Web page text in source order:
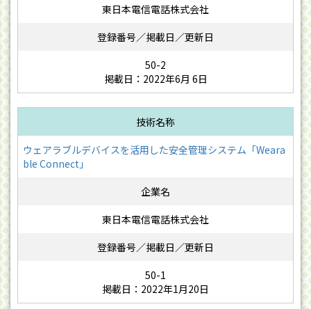
東日本電信電話株式会社
50-2
掲載日：2022年6月 6日
ウェアラブルデバイスを活用した安全管理システム「Weara
ble Connect」
東日本電信電話株式会社
50-1
掲載日：2022年1月20日